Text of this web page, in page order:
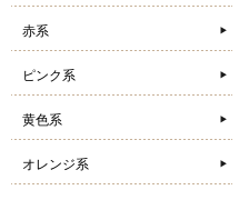
赤系
ピンク系
黄色系
オレンジ系